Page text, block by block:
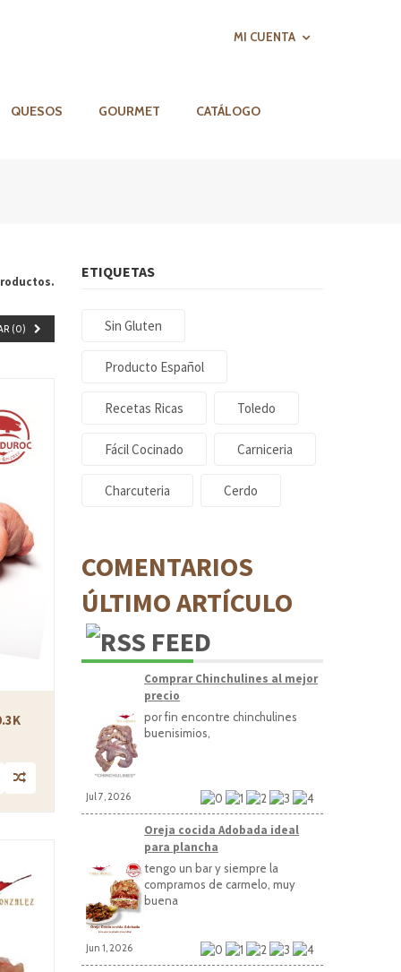
MI CUENTA
QUESOS GOURMET CATÁLOGO
(0)
ETIQUETAS
Sin Gluten
Producto Español
Recetas Ricas Toledo
Fácil Cocinado Carniceria
Charcuteria Cerdo
COMENTARIOS
ÚLTIMO ARTÍCULO
Comprar Chinchulines al mejor
precio
por fin encontre chinchulines
buenisimios,
Jul 7, 2026
Oreja cocida Adobada ideal
para plancha
tengo un bar y siempre la
compramos de carmelo, muy
buena
Jun 1, 2026